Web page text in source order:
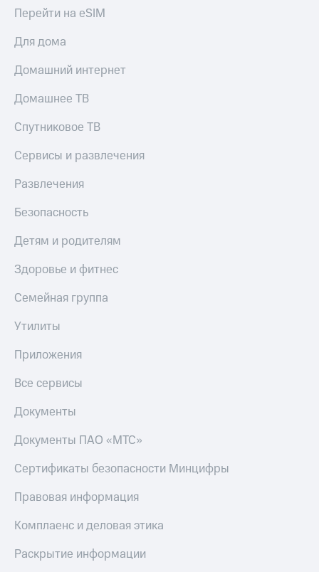
Перейти на eSIM
Для дома
Домашний интернет
Домашнее ТВ
Спутниковое ТВ
Сервисы и развлечения
Развлечения
Безопасность
Детям и родителям
Здоровье и фитнес
Семейная группа
Утилиты
Приложения
Все сервисы
Документы
Документы ПАО «МТС»
Сертификаты безопасности Минцифры
Правовая информация
Комплаенс и деловая этика
Раскрытие информации